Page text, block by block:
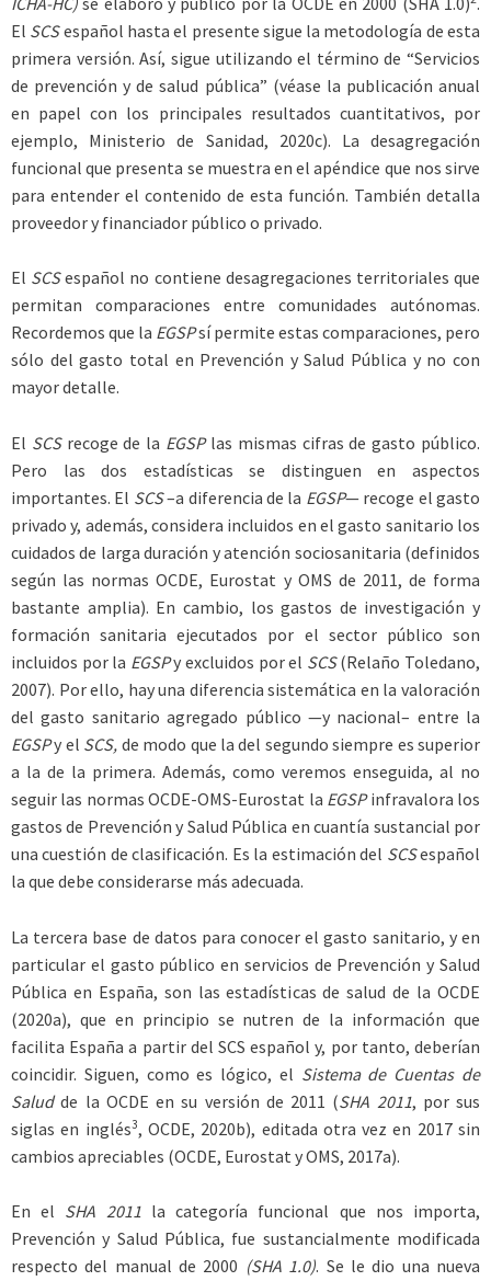
El SCSespañol hasta el presente sigue la metodología de esta
primera versión. Así, sigue utilizando el término de “Servicios
de prevención y de salud pública” (véase la publicación anual
en papel con los principales resultados cuantitativos, por
ejemplo, Ministerio de Sanidad, 2020c). La desagregación
funcional que presenta se muestra en el apéndice que nos sirve
para entender el contenido de esta función. También detalla
proveedor y financiador público o privado.
El SCSespañol no contiene desagregaciones territoriales que
permitan comparaciones entre comunidades autónomas.
Recordemos que la EGSPsí permite estas comparaciones, pero
sólo del gasto total en Prevención y Salud Pública y no con
mayor detalle.
El SCS recoge de la EGSPlas mismas cifras de gasto público.
Pero las dos estadísticas se distinguen en aspectos
importantes. El SCS–a diferencia de la EGSP— recoge el gasto
privado y, además, considera incluidos en el gasto sanitario los
cuidados de larga duración y atención sociosanitaria (definidos
según las normas OCDE, Eurostat y OMS de 2011, de forma
bastante amplia). En cambio, los gastos de investigación y
formación sanitaria ejecutados por el sector público son
incluidos por la EGSPy excluidos por el SCS(Relaño Toledano,
2007). Por ello, hay una diferencia sistemática en la valoración
del gasto sanitario agregado público —y nacional– entre la
EGSPy el SCS, de modo que la del segundo siempre es superior
a la de la primera. Además, como veremos enseguida, al no
seguir las normas OCDE-OMS-Eurostat la EGSPinfravalora los
gastos de Prevención y Salud Pública en cuantía sustancial por
una cuestión de clasificación. Es la estimación del SCSespañol
la que debe considerarse más adecuada.
La tercera base de datos para conocer el gasto sanitario, y en
particular el gasto público en servicios de Prevención y Salud
Pública en España, son las estadísticas de salud de la OCDE
(2020a), que en principio se nutren de la información que
facilita España a partir del SCS español y, por tanto, deberían
coincidir. Siguen, como es lógico, el Sistema de Cuentas de
Saludde la OCDE en su versión de 2011 (SHA 2011, por sus
siglas en inglés3, OCDE, 2020b), editada otra vez en 2017 sin
cambios apreciables (OCDE, Eurostat y OMS, 2017a).
En el SHA 2011la categoría funcional que nos importa,
Prevención y Salud Pública, fue sustancialmente modificada
respecto del manual de 2000 (SHA 1.0). Se le dio una nueva